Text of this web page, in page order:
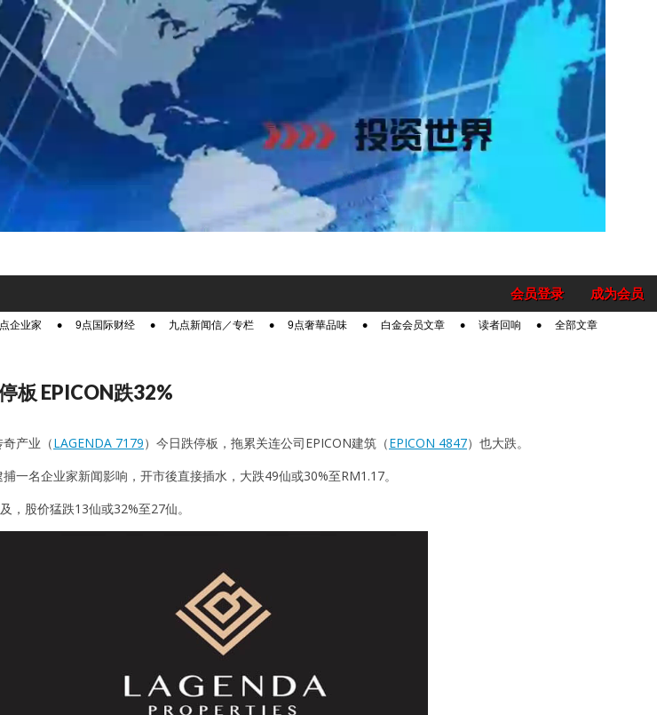
成为会员
会员登录
企业家 9点国际财经 九点新闻信／专栏 9点奢華品味 白金会员文章 读者回响 全部文章
板 EPICON跌32%
产业（LAGENDA 7179）今日跌停板，拖累关连公司EPICON建筑（EPICON 4847）也大跌。
一名企业家新闻影响，开市後直接插水，大跌49仙或30%至RM1.17。
，股价猛跌13仙或32%至27仙。